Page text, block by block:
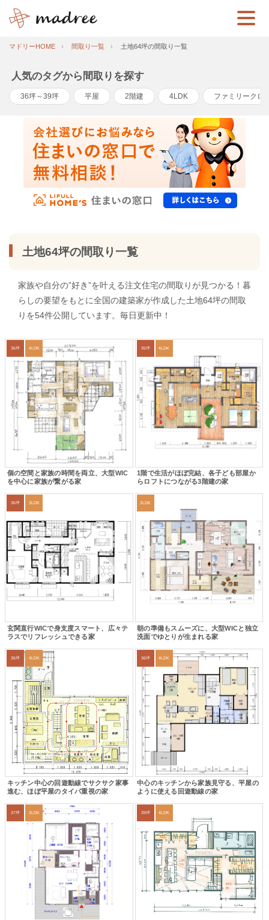
マドリーHOME 間取り一覧 土地64坪の間取り一覧
人気のタグから間取りを探す
36坪～39坪 平屋 2階建 4LDK ファミリークロ
土地64坪の間取り一覧
家族や自分の”好き”を叶える注文住宅の間取りが見つかる！暮
らしの要望をもとに全国の建築家が作成した土地64坪の間取
りを54件公開しています。毎日更新中！
36坪 4LDK
個の空間と家族の時間を両立、大型WIC
を中心に家族が繋がる家
35坪 4LDK
1階で生活がほぼ完結、各子ども部屋か
らロフトにつながる3階建の家
36坪 3LDK
玄関直行WICで身支度スマート、広々テ
ラスでリフレッシュできる家
3LDK
朝の準備もスムーズに、大型WICと独立
洗面でゆとりが生まれる家
36坪 4LDK
キッチン中心の回遊動線でサクサク家事
進む、ほぼ平屋のタイパ重視の家
36坪 4LDK
中心のキッチンから家族見守る、平屋の
ように使える回遊動線の家
37坪 3LDK 39坪 4LDK